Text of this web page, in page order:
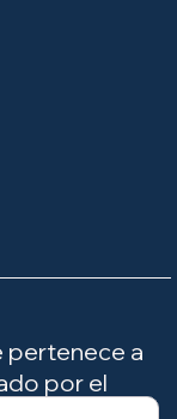
pertenece a
por el